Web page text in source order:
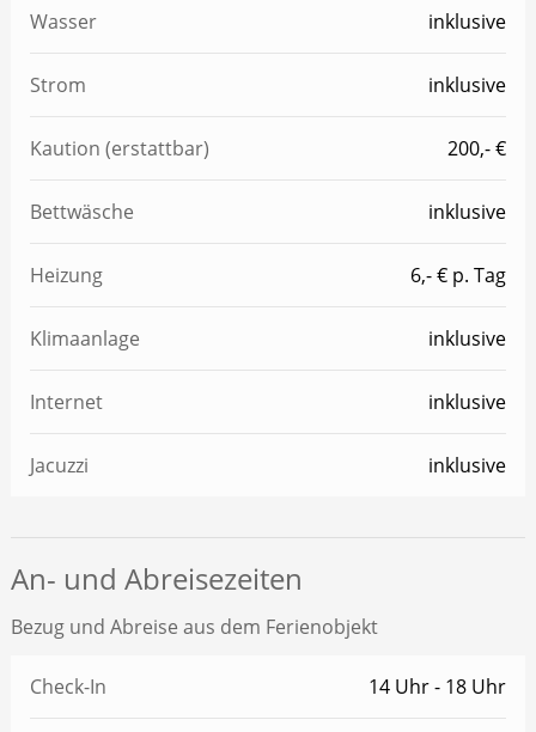
Wasser inklusive
Strom inklusive
Kaution (erstattbar) 200,- €
Bettwäsche inklusive
Heizung 6,- € p. Tag
Klimaanlage inklusive
Internet inklusive
Jacuzzi inklusive
An- und Abreisezeiten
Bezug und Abreise aus dem Ferienobjekt
Check-In 14 Uhr - 18 Uhr